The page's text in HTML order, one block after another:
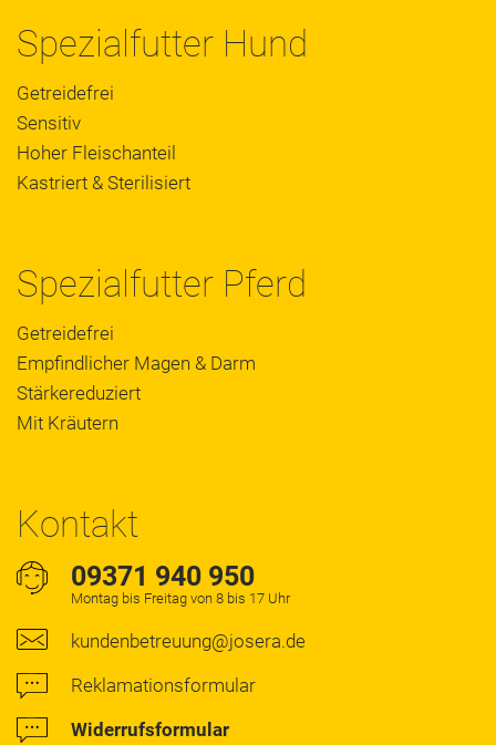
Spezialfutter Hund
Getreidefrei
Sensitiv
Hoher Fleischanteil
Kastriert & Sterilisiert
Spezialfutter Pferd
Getreidefrei
Empfindlicher Magen & Darm
Stärkereduziert
Mit Kräutern
Kontakt
09371 940 950
Montag bis Freitag von 8 bis 17 Uhr
kundenbetreuung@josera.de
Reklamationsformular
Widerrufsformular